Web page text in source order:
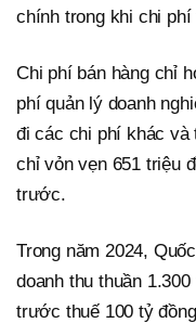
chính trong khi chi
Chi phí bán hàng chỉ
phí quản lý doanh
đi các chi phí khác và
chỉ vỏn vẹn 651 triệu
trước.
Trong năm 2024,
doanh thu thuần
trước thuế 100 tỷ